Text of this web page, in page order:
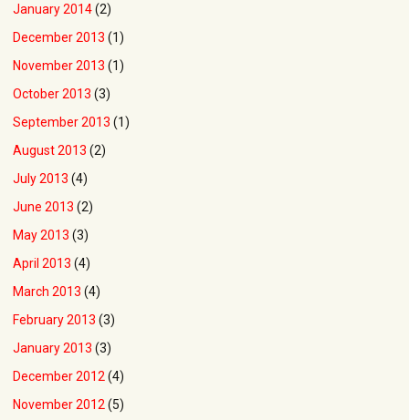
January 2014(2)
December 2013 (1)
November 2013 (1)
October 2013 (3)
September 2013 (1)
August 2013 (2)
July 2013 (4)
June 2013 (2)
May 2013 (3)
April 2013 (4)
March 2013 (4)
February 2013 (3)
January 2013 (3)
December 2012 (4)
November 2012 (5)